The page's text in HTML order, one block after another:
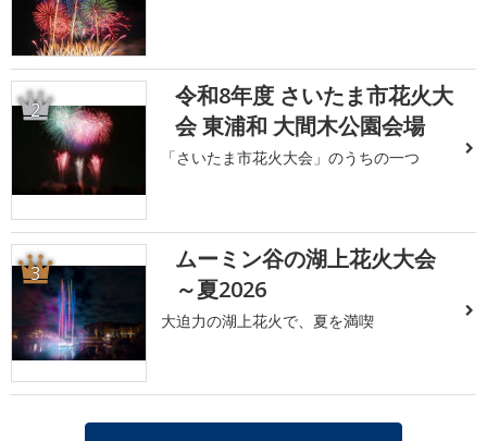
2
令和8年度 さいたま市花火大
会 東浦和 大間木公園会場
「さいたま市花火大会」のうちの一つ
3
ムーミン谷の湖上花火大会
～夏2026
大迫力の湖上花火で、夏を満喫